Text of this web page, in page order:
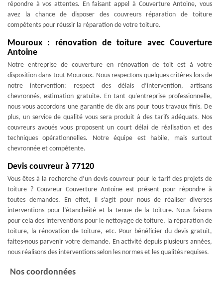
répondre à vos attentes. En faisant appel à Couverture Antoine, vous
avez la chance de disposer des couvreurs réparation de toiture
compétents pour réussir la réparation de votre toiture.
Mouroux : rénovation de toiture avec Couverture
Antoine
Notre entreprise de couverture en rénovation de toit est à votre
disposition dans tout Mouroux. Nous respectons quelques critères lors de
notre intervention: respect des délais d’intervention, artisans
chevronnés, estimation gratuite. En tant qu'entreprise professionnelle,
nous vous accordons une garantie de dix ans pour tous travaux finis. De
plus, un service de qualité vous sera produit à des tarifs adéquats. Nos
couvreurs avoués vous proposent un court délai de réalisation et des
techniques opérationnelles. Notre équipe est habile, mais surtout
chevronnée et compétente.
Devis couvreur à 77120
Vous êtes à la recherche d’un devis couvreur pour le tarif des projets de
toiture ? Couvreur Couverture Antoine est présent pour répondre à
toutes demandes. En effet, il s’agit pour nous de réaliser diverses
interventions pour l’étanchéité et la tenue de la toiture. Nous faisons
pour cela des interventions pour le nettoyage de toiture, la réparation de
toiture, la rénovation de toiture, etc. Pour bénéficier du devis gratuit,
faites-nous parvenir votre demande. En activité depuis plusieurs années,
nous réalisons des interventions selon les normes et les qualités requises.
Nos coordonnées